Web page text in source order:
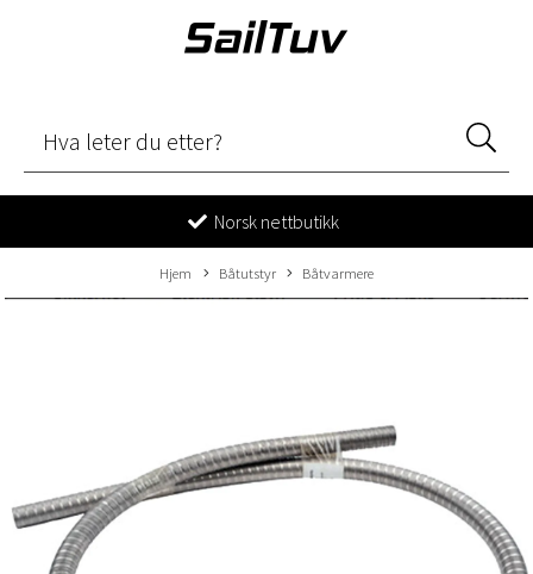
Norsk nettbutikk
Hjem Båtutstyr Båtvarmere